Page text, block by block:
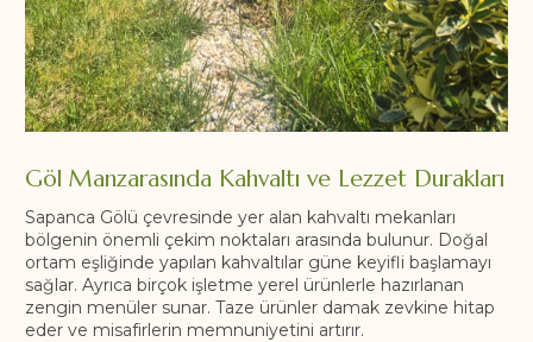
Göl Manzarasında Kahvaltı ve Lezzet Durakları
Sapanca Gölü çevresinde yer alan kahvaltı mekanları
bölgenin önemli çekim noktaları arasında bulunur. Doğal
ortam eşliğinde yapılan kahvaltılar güne keyifli başlamayı
sağlar. Ayrıca birçok işletme yerel ürünlerle hazırlanan
zengin menüler sunar. Taze ürünler damak zevkine hitap
eder ve misafirlerin memnuniyetini artırır.